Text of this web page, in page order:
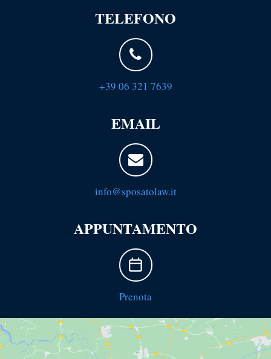
TELEFONO
+39 06 321 7639
EMAIL
info@sposatolaw.it
APPUNTAMENTO
Prenota